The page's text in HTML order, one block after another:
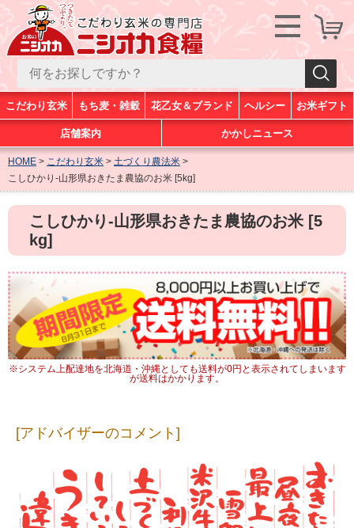
こだわり玄米 もち麦・雑穀 花乙女＆ブランド ヘルシー お米ギフト
店舗案内 かかしニュース
HOME こだわり玄米
土づくり農法米
こしひかり-山形県おきたま農協のお米 [5kg]
こしひかり-山形県おきたま農協のお米 [5
kg]
※システム上配達地を北海道・沖縄としても送料が0円と表示されてしまいます
が送料はかかります。
[アドバイザーのコメント]